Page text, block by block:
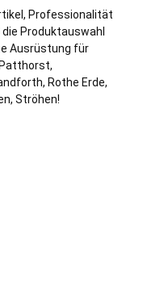
Professionalität
Produktauswahl
Ausrüstung für
Rothe Erde,
Ströhen!